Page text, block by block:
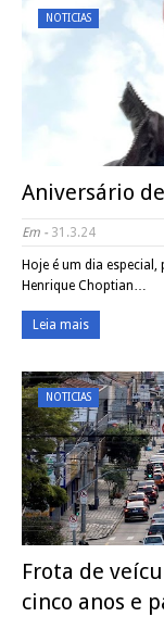
NOTICIAS
Aniversário
Em - 31.3.24
Hoje é um dia
Henrique Choptian…
Leia mais
NOTICIAS
Frota de
cinco anos e